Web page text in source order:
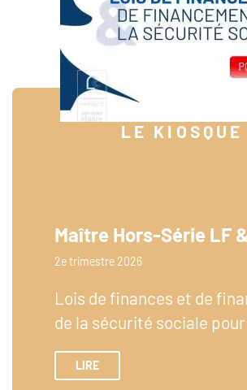
LE KIOSQUE
Maître Hors-Série LF
2e trimestre 2026
Lois de finances et de
de la sécurité sociale
LIRE